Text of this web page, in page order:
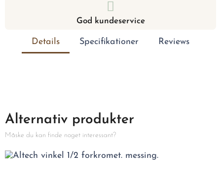
God kundeservice
Details Specifikationer Reviews
Alternativ produkter
Måske du kan finde noget interessant?